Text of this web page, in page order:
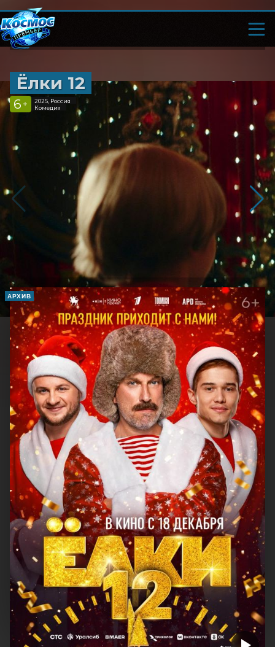
Ёлки 12
6 +
2025, Россия
Комедия
АРХИВ